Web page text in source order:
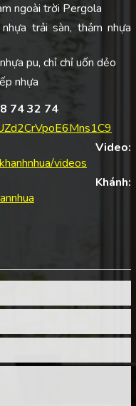
ngoài trời Pergola
trải sàn, thảm nhựa
pu, chỉ chỉ uốn dẻo
nhựa
74 32 74
videos
Khánh: